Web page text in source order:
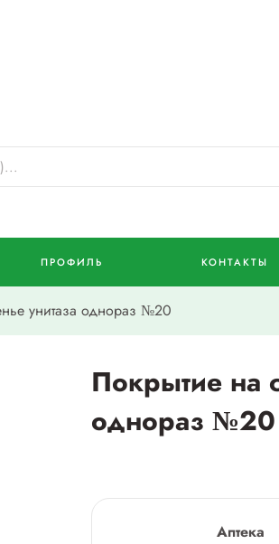
ПРОФИЛЬ КОНТАКТЫ
унитаза однораз №20
Покрытие на
однораз №20
Аптека